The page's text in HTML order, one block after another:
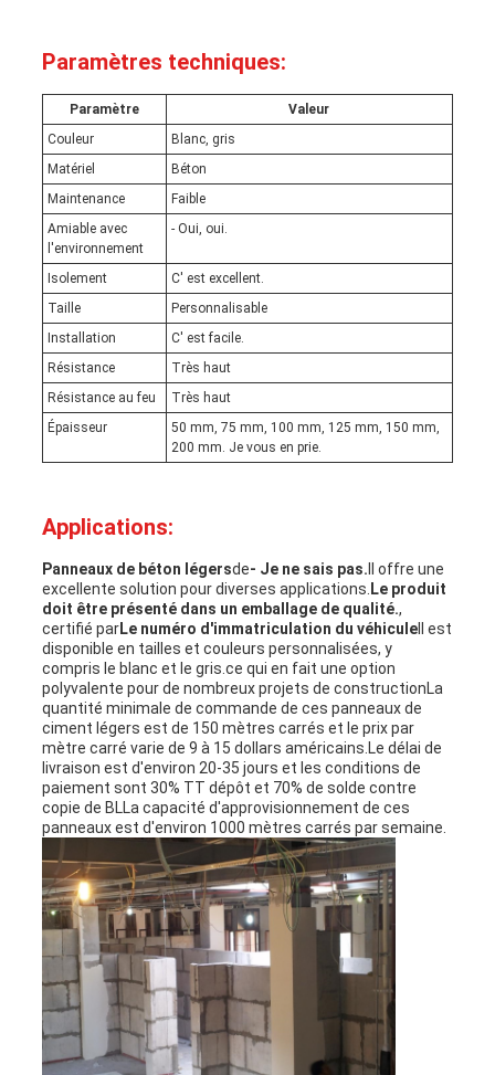
Paramètres techniques:
Paramètre
Valeur
Couleur
Blanc, gris
Matériel
Béton
Maintenance
Faible
Amiable avec
l'environnement
- Oui, oui.
Isolement
C' est excellent.
Taille
Personnalisable
Installation
C' est facile.
Résistance
Très haut
Résistance au feu
Très haut
Épaisseur
50 mm, 75 mm, 100 mm, 125 mm, 150 mm,
200 mm. Je vous en prie.
Applications:
Panneaux de béton légersde- Je ne sais pas. Il offre une
excellente solution pour diverses applications. Le produit
doit être présenté dans un emballage de qualité.,
certifié parLe numéro d'immatriculation du véhiculeIl est
disponible en tailles et couleurs personnalisées, y
compris le blanc et le gris.ce qui en fait une option
polyvalente pour de nombreux projets de constructionLa
quantité minimale de commande de ces panneaux de
ciment légers est de 150 mètres carrés et le prix par
mètre carré varie de 9 à 15 dollars américains.Le délai de
livraison est d'environ 20-35 jours et les conditions de
paiement sont 30% TT dépôt et 70% de solde contre
copie de BLLa capacité d'approvisionnement de ces
panneaux est d'environ 1000 mètres carrés par semaine.